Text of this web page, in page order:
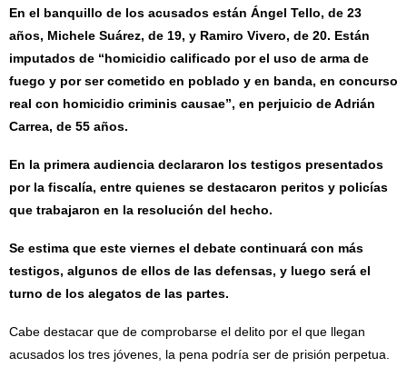
En el banquillo de los acusados están Ángel Tello, de 23
años, Michele Suárez, de 19, y Ramiro Vivero, de 20. Están
imputados de “homicidio calificado por el uso de arma de
fuego y por ser cometido en poblado y en banda, en concurso
real con homicidio criminis causae”, en perjuicio de Adrián
Carrea, de 55 años.
En la primera audiencia declararon los testigos presentados
por la fiscalía, entre quienes se destacaron peritos y policías
que trabajaron en la resolución del hecho.
Se estima que este viernes el debate continuará con más
testigos, algunos de ellos de las defensas, y luego será el
turno de los alegatos de las partes.
Cabe destacar que de comprobarse el delito por el que llegan
acusados los tres jóvenes, la pena podría ser de prisión perpetua.